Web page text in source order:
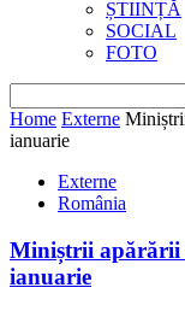
ȘTIINȚĂ
SOCIAL
FOTO
Home Externe
ianuarie
Externe
România
Miniștrii apărării
ianuarie